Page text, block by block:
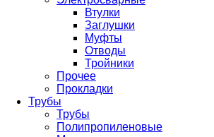
Втулки
Заглушки
Муфты
Отводы
Тройники
Прочее
Прокладки
Трубы
Трубы
Полипропиленовые